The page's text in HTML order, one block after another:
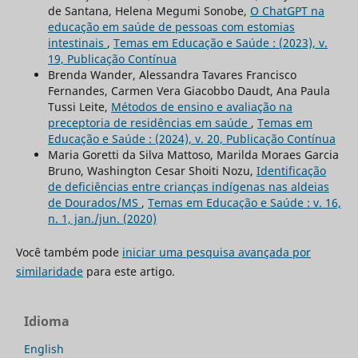
de Santana, Helena Megumi Sonobe, O ChatGPT na
educação em saúde de pessoas com estomias
intestinais , Temas em Educação e Saúde : (2023), v.
19, Publicação Contínua
Brenda Wander, Alessandra Tavares Francisco
Fernandes, Carmen Vera Giacobbo Daudt, Ana Paula
Tussi Leite, Métodos de ensino e avaliação na
preceptoria de residências em saúde , Temas em
Educação e Saúde : (2024), v. 20, Publicação Contínua
Maria Goretti da Silva Mattoso, Marilda Moraes Garcia
Bruno, Washington Cesar Shoiti Nozu, Identificação
de deficiências entre crianças indígenas nas aldeias
de Dourados/MS , Temas em Educação e Saúde : v. 16,
n. 1, jan./jun. (2020)
Você também pode iniciar uma pesquisa avançada por
similaridadepara este artigo.
Idioma
English